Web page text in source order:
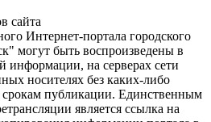
сайта
Интернет-портала городского
могут быть воспроизведены в
информации, на серверах сети
носителях без каких-либо
публикации. Единственным
является ссылка на